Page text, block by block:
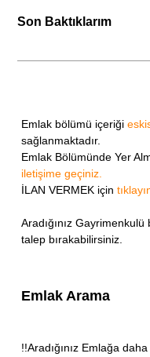
Son Baktıklarım
Emlak bölümü içeriği
sağlanmaktadır.
Emlak Bölümünde Yer
iletişime geçiniz.
İLAN VERMEK için
Aradığınız Gayrimenkulü
talep bırakabilirsiniz.
Emlak Arama
!!Aradığınız Emlağa